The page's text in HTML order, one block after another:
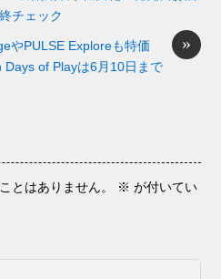
チェック
»
やPULSE Exploreも特価
Days of Playは6月10日まで
とはありません。 ※ が付いてい